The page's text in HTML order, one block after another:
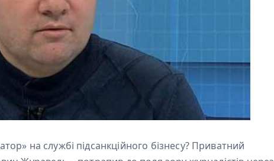
на службі підсанкційного бізнесу? Приватний